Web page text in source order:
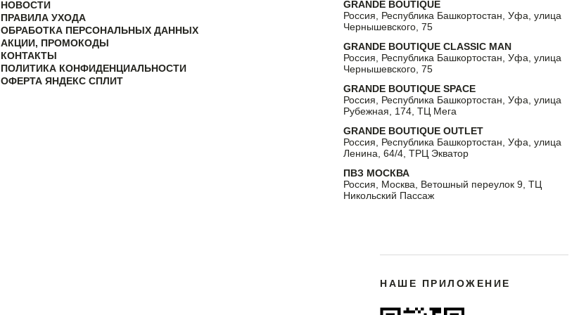
НОВОСТИ
ПРАВИЛА УХОДА
ОБРАБОТКА ПЕРСОНАЛЬНЫХ ДАННЫХ
АКЦИИ, ПРОМОКОДЫ
КОНТАКТЫ
ПОЛИТИКА КОНФИДЕНЦИАЛЬНОСТИ
ОФЕРТА ЯНДЕКС СПЛИТ
GRANDE BOUTIQUE
Россия, Республика Башкортостан, Уфа, улица
Чернышевского, 75
GRANDE BOUTIQUE CLASSIC MAN
Россия, Республика Башкортостан, Уфа, улица
Чернышевского, 75
GRANDE BOUTIQUE SPACE
Россия, Республика Башкортостан, Уфа, улица
Рубежная, 174, ТЦ Мега
GRANDE BOUTIQUE OUTLET
Россия, Республика Башкортостан, Уфа, улица
Ленина, 64/4, ТРЦ Экватор
ПВЗ МОСКВА
Россия, Москва, Ветошный переулок 9, ТЦ
Никольский Пассаж
НАШЕ ПРИЛОЖЕНИЕ